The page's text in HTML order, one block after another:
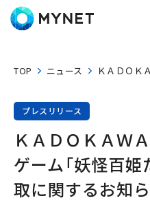
TOP ニュース ＫＡＤＯＫ
プレスリリース
ＫＡＤＯＫＡＷ
ゲーム「妖怪百姫
取に関するお知